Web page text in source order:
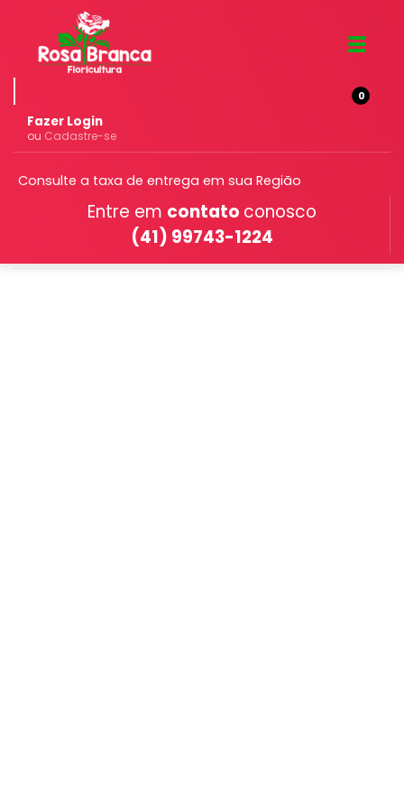
0
Fazer Login
ou Cadastre-se
Consulte a taxa de entrega em sua Região
Entre em contato conosco
(41) 99743-1224